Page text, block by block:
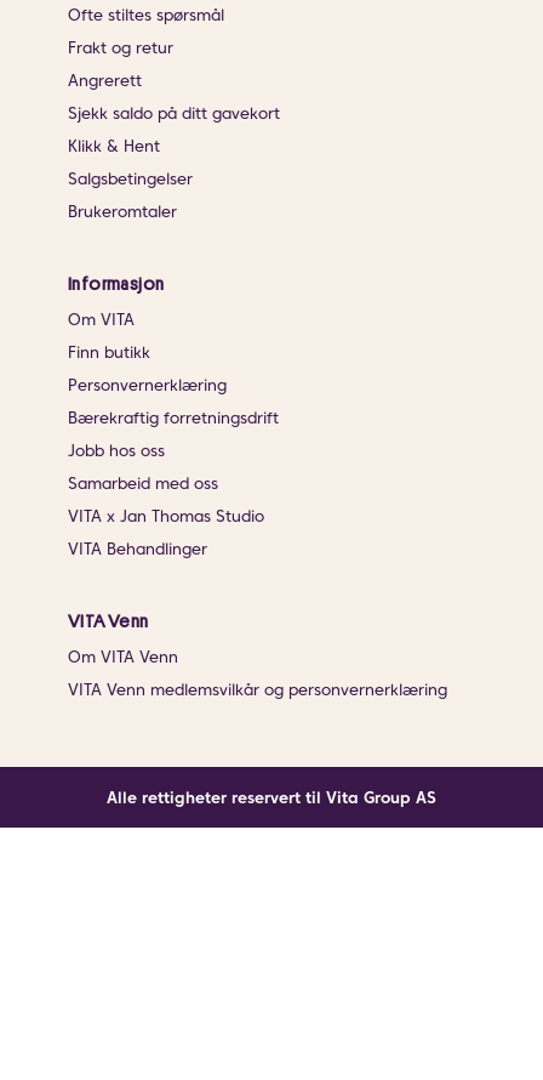
Ofte stiltes spørsmål
Frakt og retur
Angrerett
Sjekk saldo på ditt gavekort
Klikk & Hent
Salgsbetingelser
Brukeromtaler
Informasjon
Om VITA
Finn butikk
Personvernerklæring
Bærekraftig forretningsdrift
Jobb hos oss
Samarbeid med oss
VITA x Jan Thomas Studio
VITA Behandlinger
VITA Venn
Om VITA Venn
VITA Venn medlemsvilkår og personvernerklæring
Alle rettigheter reservert til Vita Group AS